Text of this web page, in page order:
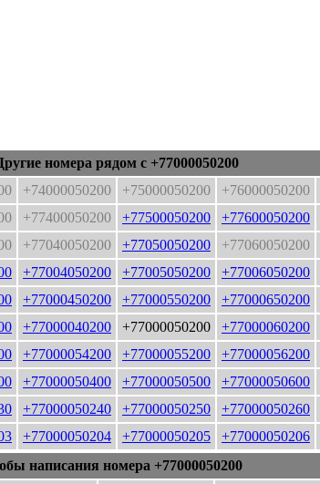
номера рядом с +77000050200
+74000050200 +75000050200 +76000050200
+77400050200 +77500050200 +77600050200
+77040050200 +77050050200 +77060050200
+77004050200 +77005050200 +77006050200
+77000450200 +77000550200 +77000650200
+77000040200 +77000050200 +77000060200
+77000054200 +77000055200 +77000056200
+77000050400 +77000050500 +77000050600
+77000050240 +77000050250 +77000050260
+77000050204 +77000050205 +77000050206
написания номера +77000050200